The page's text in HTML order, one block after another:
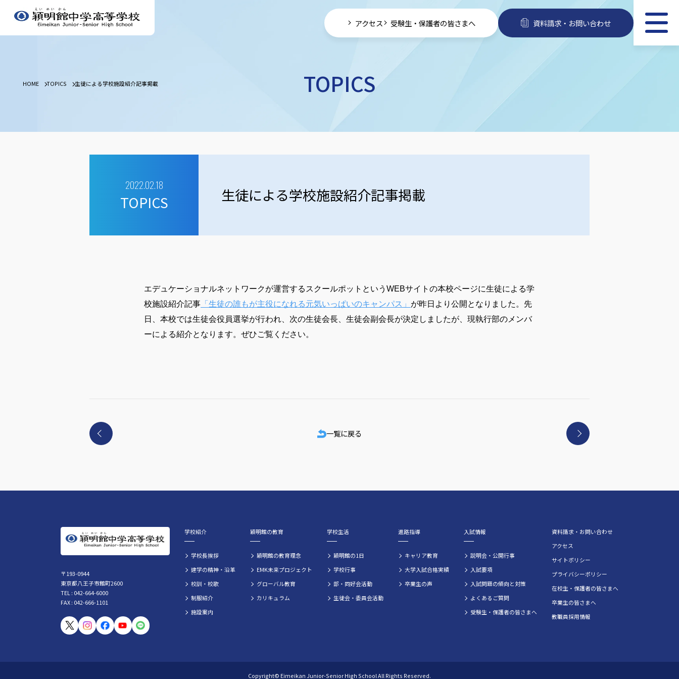
アクセス 受験生・保護者の皆さまへ 資料請求・お問い合わせ
HOME TOPICS 生徒による学校施設紹介記事掲載 TOPICS
2022.02.18
TOPICS 生徒による学校施設紹介記事掲載
エデュケーショナルネットワークが運営するスクールポットというWEBサイトの本校ページに生徒による学
校施設紹介記事 「生徒の誰もが主役になれる元気いっぱいのキャンパス」 が昨日より公開となりました。先
日、本校では生徒会役員選挙が行われ、次の生徒会長、生徒会副会長が決定しましたが、現執行部のメンバ
ーによる紹介となります。ぜひご覧ください。
一覧に戻る
〒193-0944
東京都八王子市館町2600
TEL : 042-664-6000
FAX : 042-666-1101
学校紹介
学校長挨拶
建学の精神・沿革
校訓・校歌
制服紹介
施設案内
穎明館の教育
穎明館の教育理念
EMK未来プロジェクト
グローバル教育
カリキュラム
学校生活
穎明館の1日
学校行事
部・同好会活動
生徒会・委員会活動
進路指導
キャリア教育
大学入試合格実績
卒業生の声
入試情報
説明会・公開行事
入試要項
入試問題の傾向と対策
よくあるご質問
受験生・保護者の皆さまへ
資料請求・お問い合わせ
アクセス
サイトポリシー
プライバシーポリシー
在校生・保護者の皆さまへ
卒業生の皆さまへ
教職員採用情報
Copyright© Eimeikan Junior-Senior High School All Rights Reserved.